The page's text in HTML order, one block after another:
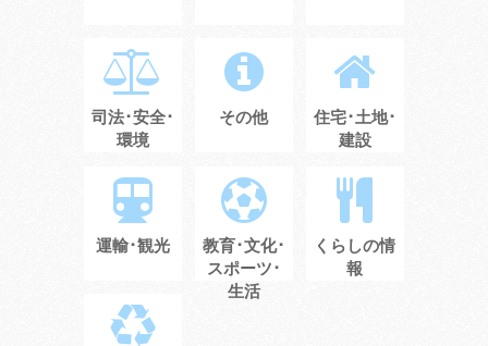
司法･安全･
環境
その他
住宅･土地･
建設
運輸･観光
教育･文化･
スポーツ･
生活
くらしの情
報